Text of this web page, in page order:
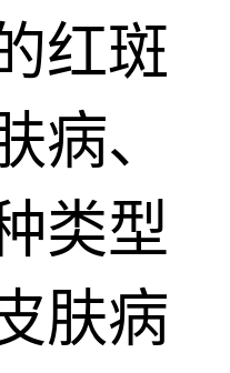
红斑
病、
类型
肤病